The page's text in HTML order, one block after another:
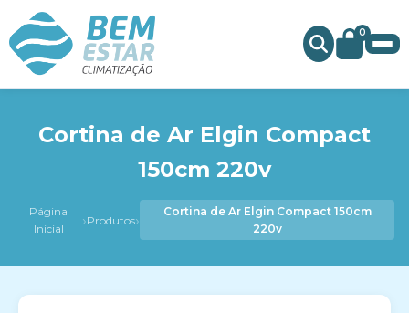
0
Cortina de Ar Elgin Compact
150cm 220v
Página
Inicial
›Produtos›
Cortina de Ar Elgin Compact 150cm
220v